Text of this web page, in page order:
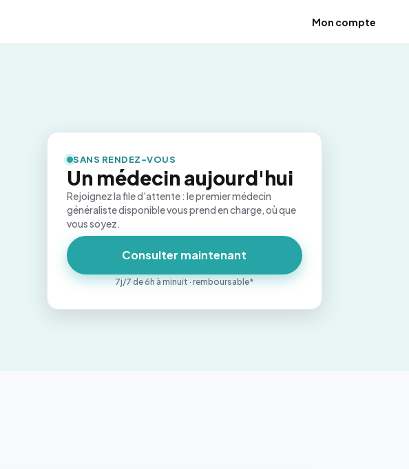
Mon compte
SANS RENDEZ-VOUS
Un médecin aujourd'hui
Rejoignez la file d'attente : le premier médecin
généraliste disponible vous prend en charge, où que
vous soyez.
Consulter maintenant
7j/7 de 6h à minuit · remboursable*